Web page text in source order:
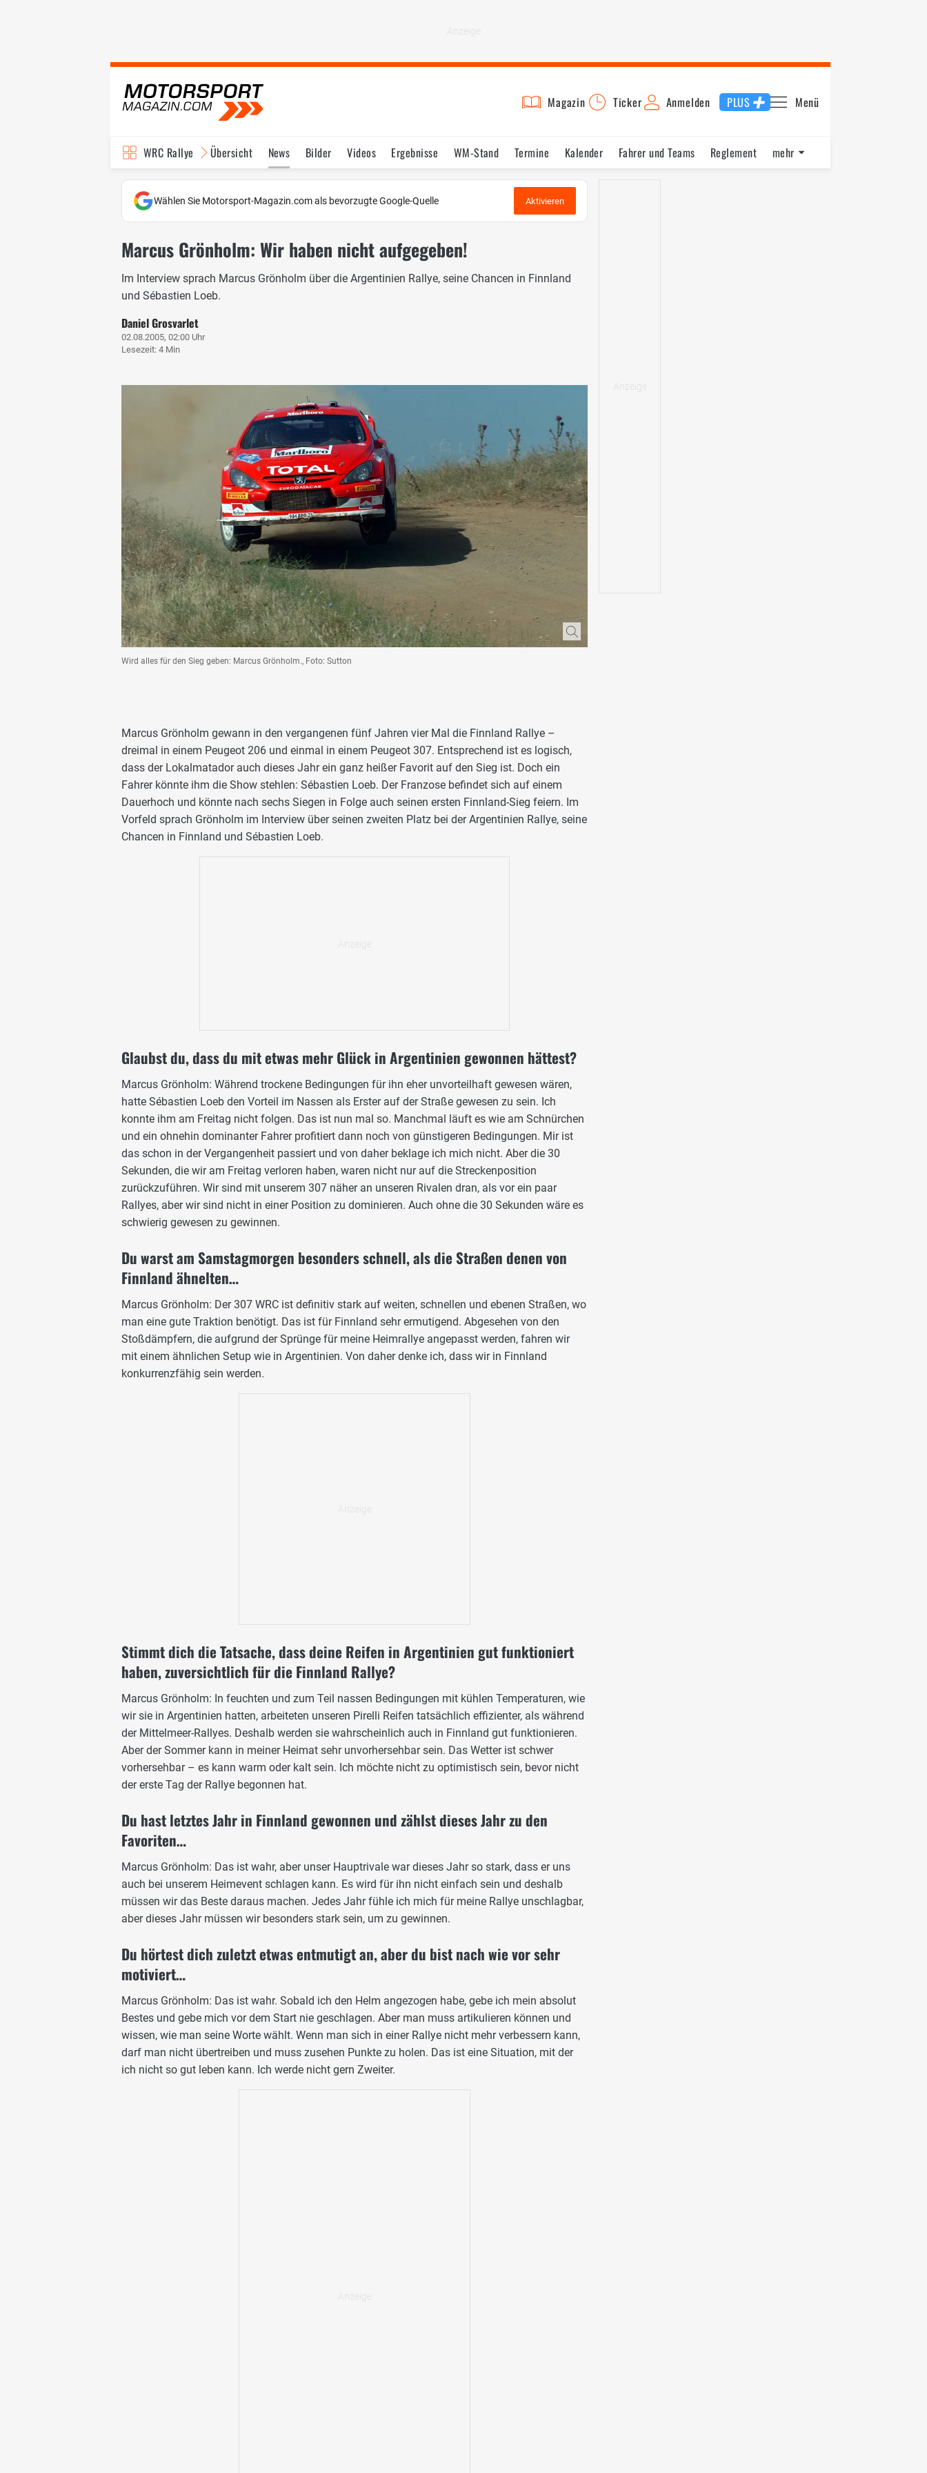
Magazin Ticker Anmelden PLUS Menü
WRC Rallye Übersicht News Bilder Videos Ergebnisse WM-Stand Termine Kalender Fahrer und Teams
Reglement
TV-Programm
mehr
Wählen Sie Motorsport-Magazin.com als bevorzugte Google-Quelle Aktivieren
Marcus Grönholm: Wir haben nicht aufgegeben!
Im Interview sprach Marcus Grönholm über die Argentinien Rallye, seine Chancen in Finnland
und Sébastien Loeb.
Daniel Grosvarlet
02.08.2005, 02:00 Uhr
Lesezeit: 4 Min
Wird alles für den Sieg geben: Marcus Grönholm., Foto: Sutton
Marcus Grönholm gewann in den vergangenen fünf Jahren vier Mal die Finnland Rallye –
dreimal in einem Peugeot 206 und einmal in einem Peugeot 307. Entsprechend ist es logisch,
dass der Lokalmatador auch dieses Jahr ein ganz heißer Favorit auf den Sieg ist. Doch ein
Fahrer könnte ihm die Show stehlen: Sébastien Loeb. Der Franzose befindet sich auf einem
Dauerhoch und könnte nach sechs Siegen in Folge auch seinen ersten Finnland-Sieg feiern. Im
Vorfeld sprach Grönholm im Interview über seinen zweiten Platz bei der Argentinien Rallye, seine
Chancen in Finnland und Sébastien Loeb.
Glaubst du, dass du mit etwas mehr Glück in Argentinien gewonnen hättest?
Marcus Grönholm: Während trockene Bedingungen für ihn eher unvorteilhaft gewesen wären,
hatte Sébastien Loeb den Vorteil im Nassen als Erster auf der Straße gewesen zu sein. Ich
konnte ihm am Freitag nicht folgen. Das ist nun mal so. Manchmal läuft es wie am Schnürchen
und ein ohnehin dominanter Fahrer profitiert dann noch von günstigeren Bedingungen. Mir ist
das schon in der Vergangenheit passiert und von daher beklage ich mich nicht. Aber die 30
Sekunden, die wir am Freitag verloren haben, waren nicht nur auf die Streckenposition
zurückzuführen. Wir sind mit unserem 307 näher an unseren Rivalen dran, als vor ein paar
Rallyes, aber wir sind nicht in einer Position zu dominieren. Auch ohne die 30 Sekunden wäre es
schwierig gewesen zu gewinnen.
Du warst am Samstagmorgen besonders schnell, als die Straßen denen von
Finnland ähnelten…
Marcus Grönholm: Der 307 WRC ist definitiv stark auf weiten, schnellen und ebenen Straßen, wo
man eine gute Traktion benötigt. Das ist für Finnland sehr ermutigend. Abgesehen von den
Stoßdämpfern, die aufgrund der Sprünge für meine Heimrallye angepasst werden, fahren wir
mit einem ähnlichen Setup wie in Argentinien. Von daher denke ich, dass wir in Finnland
konkurrenzfähig sein werden.
Stimmt dich die Tatsache, dass deine Reifen in Argentinien gut funktioniert
haben, zuversichtlich für die Finnland Rallye?
Marcus Grönholm: In feuchten und zum Teil nassen Bedingungen mit kühlen Temperaturen, wie
wir sie in Argentinien hatten, arbeiteten unseren Pirelli Reifen tatsächlich effizienter, als während
der Mittelmeer-Rallyes. Deshalb werden sie wahrscheinlich auch in Finnland gut funktionieren.
Aber der Sommer kann in meiner Heimat sehr unvorhersehbar sein. Das Wetter ist schwer
vorhersehbar – es kann warm oder kalt sein. Ich möchte nicht zu optimistisch sein, bevor nicht
der erste Tag der Rallye begonnen hat.
Du hast letztes Jahr in Finnland gewonnen und zählst dieses Jahr zu den
Favoriten…
Marcus Grönholm: Das ist wahr, aber unser Hauptrivale war dieses Jahr so stark, dass er uns
auch bei unserem Heimevent schlagen kann. Es wird für ihn nicht einfach sein und deshalb
müssen wir das Beste daraus machen. Jedes Jahr fühle ich mich für meine Rallye unschlagbar,
aber dieses Jahr müssen wir besonders stark sein, um zu gewinnen.
Du hörtest dich zuletzt etwas entmutigt an, aber du bist nach wie vor sehr
motiviert…
Marcus Grönholm: Das ist wahr. Sobald ich den Helm angezogen habe, gebe ich mein absolut
Bestes und gebe mich vor dem Start nie geschlagen. Aber man muss artikulieren können und
wissen, wie man seine Worte wählt. Wenn man sich in einer Rallye nicht mehr verbessern kann,
darf man nicht übertreiben und muss zusehen Punkte zu holen. Das ist eine Situation, mit der
ich nicht so gut leben kann. Ich werde nicht gern Zweiter.